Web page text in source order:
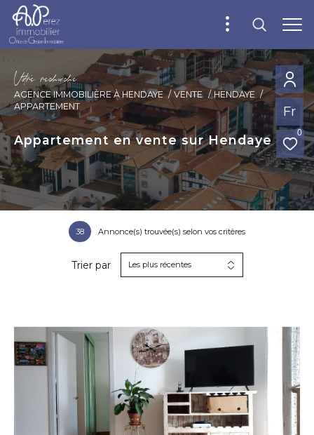
Fr
0
Vore recece
AGENCE IMMOBILIÈRE À HENDAYE VENTE
HENDAYE
APPARTEMENT
Appartement en vente sur Hendaye
38 Annonce(s) trouvée(s) selon vos critères
Trier par Les plus récentes